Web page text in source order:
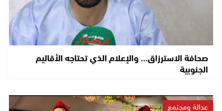
صحافة الاسترزاق… والإعلام الذي تحتاجه الأقاليم
الجنوبية
عدالة ومجتمع